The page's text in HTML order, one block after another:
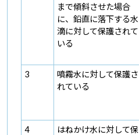
まで傾斜させた場合
に、鉛直に落下する水
滴に対して保護されて
いる
3
噴霧水に対して保護さ
れている
4
はねかけ水に対して保